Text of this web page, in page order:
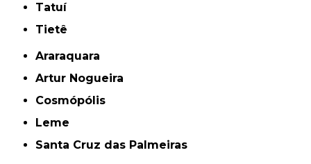
Tatuí
Tietê
Araraquara
Artur Nogueira
Cosmópólis
Leme
Santa Cruz das Palmeiras